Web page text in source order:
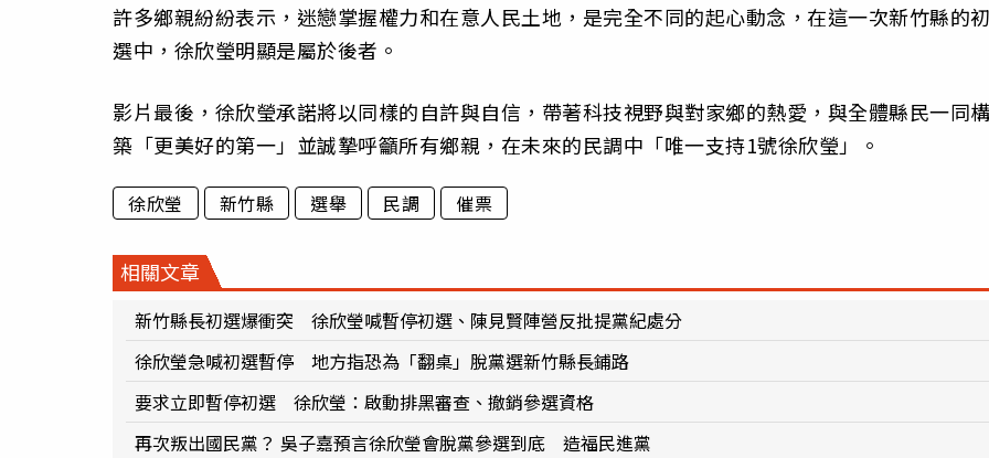
許多鄉親紛紛表示，迷戀掌握權力和在意人民土地，是完全不同的起心動念，在這一次新竹縣的
選中，徐欣瑩明顯是屬於後者。
影片最後，徐欣瑩承諾將以同樣的自許與自信，帶著科技視野與對家鄉的熱愛，與全體縣民一同
築「更美好的第一」並誠摯呼籲所有鄉親，在未來的民調中「唯一支持1號徐欣瑩」。
徐欣瑩 新竹縣 選舉 民調 催票
相關文章
新竹縣長初選爆衝突 徐欣瑩喊暫停初選、陳見賢陣營反批提黨紀處分
徐欣瑩急喊初選暫停 地方指恐為「翻桌」脫黨選新竹縣長鋪路
要求立即暫停初選 徐欣瑩：啟動排黑審查、撤銷參選資格
再次叛出國民黨？ 吳子嘉預言徐欣瑩會脫黨參選到底 造福民進黨